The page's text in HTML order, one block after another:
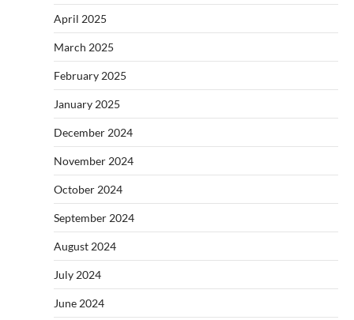
April 2025
March 2025
February 2025
January 2025
December 2024
November 2024
October 2024
September 2024
August 2024
July 2024
June 2024